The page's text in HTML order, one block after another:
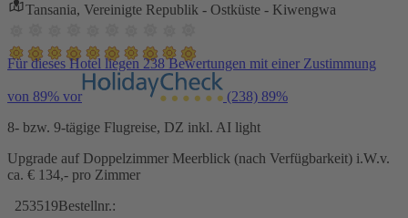
Tansania, Vereinigte Republik - Ostküste - Kiwengwa
Für dieses Hotel liegen 238 Bewertungen mit einer Zustimmung
von 89% vor (238) 89%
8- bzw. 9-tägige Flugreise, DZ inkl. AI light
Upgrade auf Doppelzimmer Meerblick (nach Verfügbarkeit) i.W.v.
ca. € 134,- pro Zimmer
253519Bestellnr.: